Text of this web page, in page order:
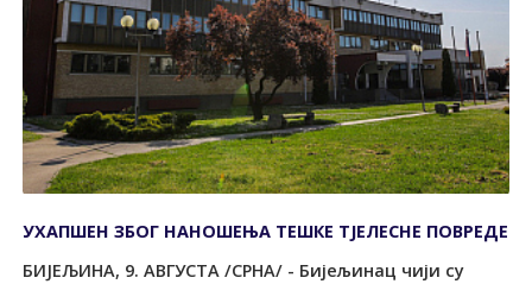
УХАПШЕН ЗБОГ НАНОШЕЊА ТЕШКЕ ТЈЕЛЕСНЕ ПОВРЕДЕ
БИЈЕЉИНА, 9. АВГУСТА /СРНА/ - Бијељинац чији су